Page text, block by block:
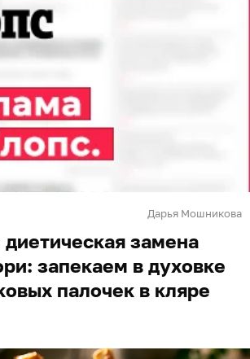
Дарья Мошникова
замена
запекаем в духовке
палочек в кляре